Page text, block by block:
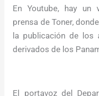
En Youtube, hay un
prensa de Toner,
la publicación de los
derivados de los
El portavoz del